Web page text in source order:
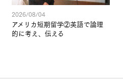
2026/08/04
アメリカ短期留学②英語で論理
的に考え、伝える